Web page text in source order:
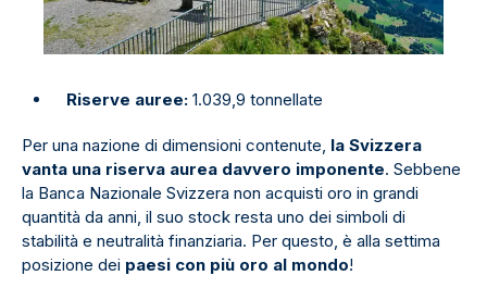
Riserve auree: 1.039,9 tonnellate
Per una nazione di dimensioni contenute, la Svizzera
vanta una riserva aurea davvero imponente. Sebbene
la Banca Nazionale Svizzera non acquisti oro in grandi
quantità da anni, il suo stock resta uno dei simboli di
stabilità e neutralità finanziaria. Per questo, è alla settima
posizione dei paesi con più oro al mondo!